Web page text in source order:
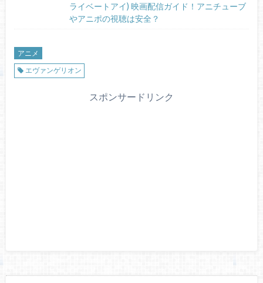
ライベートアイ) 映画配信ガイド！アニチューブ
やアニポの視聴は安全？
アニメ
エヴァンゲリオン
スポンサードリンク